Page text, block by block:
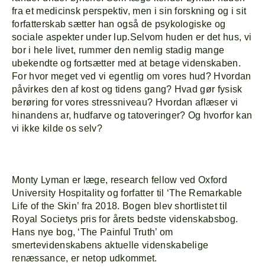
fra et medicinsk perspektiv, men i sin forskning og i sit
forfatterskab sætter han også de psykologiske og
sociale aspekter under lup.Selvom huden er det hus, vi
bor i hele livet, rummer den nemlig stadig mange
ubekendte og fortsætter med at betage videnskaben.
For hvor meget ved vi egentlig om vores hud? Hvordan
påvirkes den af kost og tidens gang? Hvad gør fysisk
berøring for vores stressniveau? Hvordan aflæser vi
hinandens ar, hudfarve og tatoveringer? Og hvorfor kan
vi ikke kilde os selv?
Monty Lyman er læge, research fellow ved Oxford
University Hospitality og forfatter til ‘The Remarkable
Life of the Skin’ fra 2018. Bogen blev shortlistet til
Royal Societys pris for årets bedste videnskabsbog.
Hans nye bog, ‘The Painful Truth’ om
smertevidenskabens aktuelle videnskabelige
renæssance, er netop udkommet.